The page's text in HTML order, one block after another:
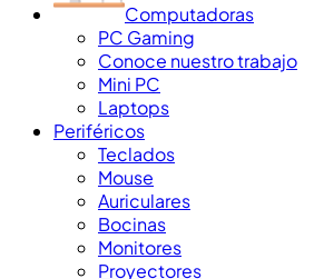
Computadoras
PC Gaming
Conoce nuestro trabajo
Mini PC
Laptops
Periféricos
Teclados
Mouse
Auriculares
Bocinas
Monitores
Proyectores